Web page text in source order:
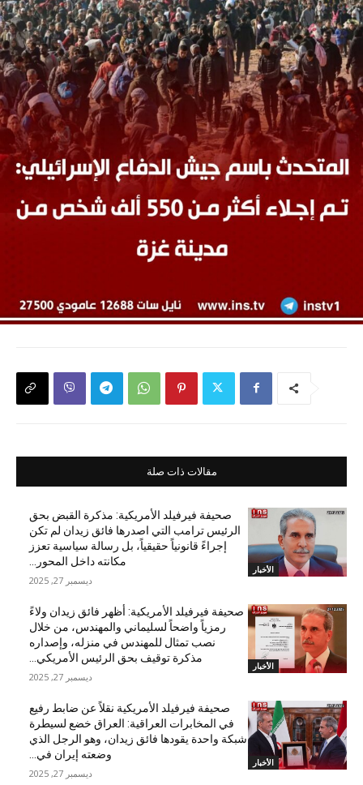
مقالات ذات صلة
الأخبار
صحيفة فيرفيلد الأمريكية: مذكرة القبض بحق
الرئيس ترامب التي اصدرها فائق زيدان لم تكن
إجراءً قانونياً حقيقياً، بل رسالة سياسية تعزز
مكانته داخل المحور...
ديسمبر 27, 2025
الأخبار
صحيفة فيرفيلد الأمريكية: أظهر فائق زيدان ولاءً
رمزياً واضحاً لسليماني والمهندس، من خلال
نصب تمثال للمهندس في منزله، وإصداره
مذكرة توقيف بحق الرئيس الأمريكي...
ديسمبر 27, 2025
الأخبار
صحيفة فيرفيلد الأمريكية نقلاً عن ضابط رفيع
في المخابرات العراقية: العراق خضع لسيطرة
شبكة واحدة يقودها فائق زيدان، وهو الرجل الذي
وضعته إيران في...
ديسمبر 27, 2025